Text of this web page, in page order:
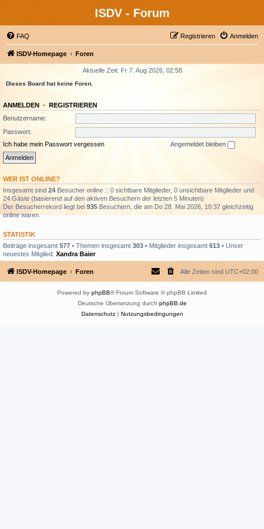
ISDV - Forum
FAQ Anmelden
Registrieren
ISDV-Homepage Foren
Aktuelle Zeit: Fr 7. Aug 2026, 02:58
Dieses Board hat keine Foren.
ANMELDEN • REGISTRIEREN
Benutzername:
Passwort:
Ich habe mein Passwort vergessen
Angemeldet bleiben
WER IST ONLINE?
Insgesamt sind 24 Besucher online :: 0 sichtbare Mitglieder, 0 unsichtbare Mitglieder und
24 Gäste (basierend auf den aktiven Besuchern der letzten 5 Minuten)
Der Besucherrekord liegt bei 935 Besuchern, die am Do 28. Mai 2026, 10:37 gleichzeitig
online waren.
STATISTIK
Beiträge insgesamt 577 • Themen insgesamt 303 • Mitglieder insgesamt 613 • Unser
neuestes Mitglied: Xandra Baier
ISDV-Homepage Foren Alle Zeiten sind UTC+02:00
Powered by phpBB® Forum Software © phpBB Limited
Deutsche Übersetzung durch phpBB.de
Datenschutz| Nutzungsbedingungen